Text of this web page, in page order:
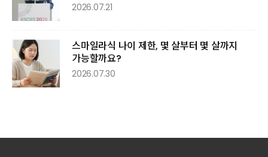
2026.07.21
스마일라식 나이 제한, 몇 살부터 몇 살까지
가능할까요?
2026.07.30